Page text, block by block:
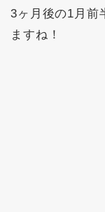
3ヶ月後の1月前
ますね！